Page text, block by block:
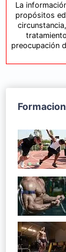
La
propósitos
preocupación